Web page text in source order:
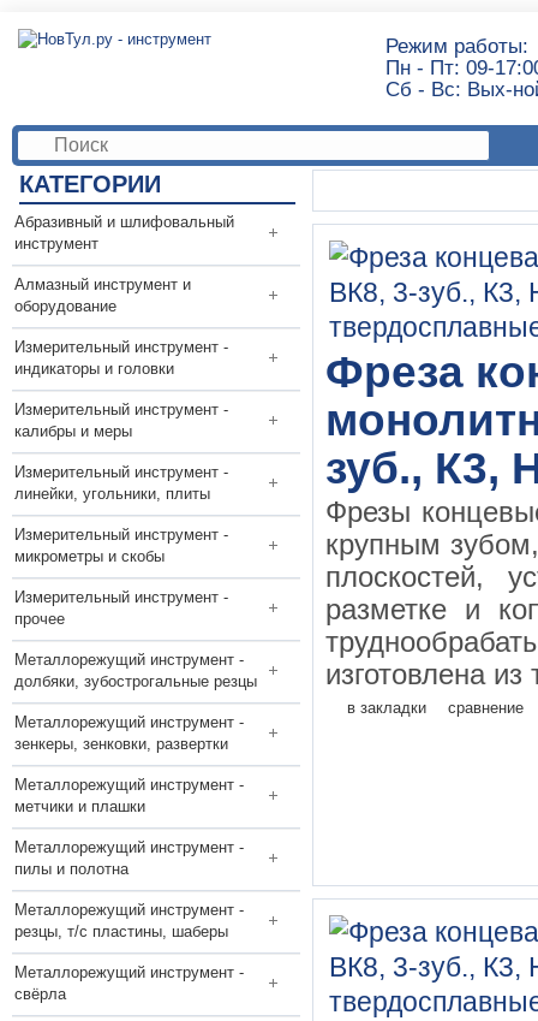
Режим работы:
Пн - Пт: 09-
Сб - Вс: Вых-
КАТЕГОРИИ
Абразивный и шлифовальный
инструмент
Алмазный инструмент и
оборудование
Измерительный инструмент -
индикаторы и головки
Измерительный инструмент -
калибры и меры
Измерительный инструмент -
линейки, угольники, плиты
Измерительный инструмент -
микрометры и скобы
Измерительный инструмент -
прочее
Металлорежущий инструмент -
долбяки, зубострогальные резцы
Металлорежущий инструмент -
зенкеры, зенковки, развертки
Металлорежущий инструмент -
метчики и плашки
Металлорежущий инструмент -
пилы и полотна
Металлорежущий инструмент -
резцы, т/с пластины, шаберы
Металлорежущий инструмент -
свёрла
Фреза
зуб., К3,
Фрезы
крупным
плоскостей,
разметке и
изготовлена из
в закладки сравнение